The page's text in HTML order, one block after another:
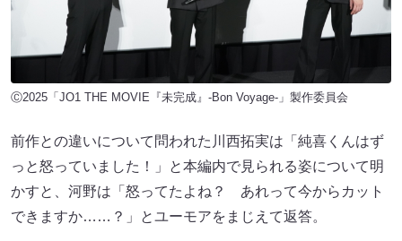
Ⓒ2025「JO1 THE MOVIE『未完成』-Bon Voyage-」製作委員会
前作との違いについて問われた川西拓実は「純喜くんはず
っと怒っていました！」と本編内で見られる姿について明
かすと、河野は「怒ってたよね？ あれって今からカット
できますか……？」とユーモアをまじえて返答。